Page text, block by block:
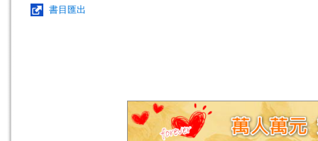
書目匯出